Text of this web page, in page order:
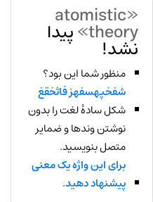
«atomistic
theory» پیدا
نشد!
منظور شما این بود؟
شفخپهسفهز فاثخقغ
شکل سادهٔ لغت را بدون
نوشتن وندها و ضمایر
متصل بنویسید.
برای این واژه یک معنی
پیشنهاد دهید.